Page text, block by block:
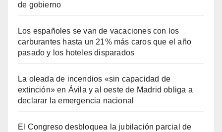
de gobierno
Los españoles se van de vacaciones con los
carburantes hasta un 21% más caros que el año
pasado y los hoteles disparados
La oleada de incendios «sin capacidad de
extinción» en Ávila y al oeste de Madrid obliga a
declarar la emergencia nacional
El Congreso desbloquea la jubilación parcial de